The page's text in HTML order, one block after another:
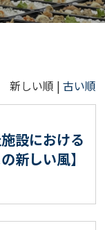
新しい順 | 古い順
設における
新しい風】